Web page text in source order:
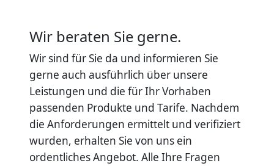
Wir beraten Sie gerne.
Wir sind für Sie da und informieren Sie
gerne auch ausführlich über unsere
Leistungen und die für Ihr Vorhaben
passenden Produkte und Tarife. Nachdem
die Anforderungen ermittelt und verifiziert
wurden, erhalten Sie von uns ein
ordentliches Angebot. Alle Ihre Fragen